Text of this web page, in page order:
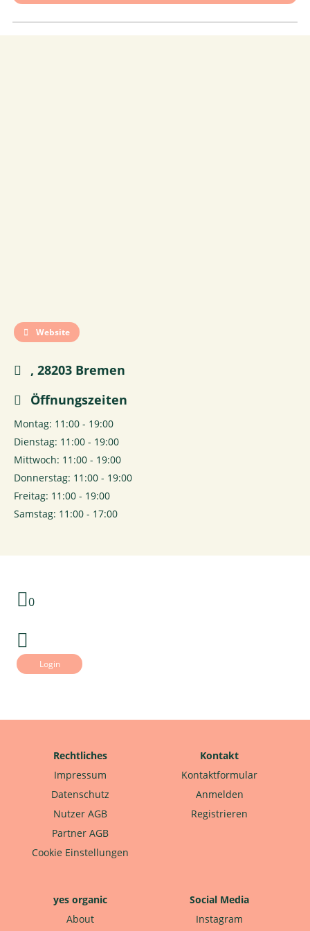
Website
, 28203 Bremen
Öffnungszeiten
Montag: 11:00 - 19:00
Dienstag: 11:00 - 19:00
Mittwoch: 11:00 - 19:00
Donnerstag: 11:00 - 19:00
Freitag: 11:00 - 19:00
Samstag: 11:00 - 17:00
0
Login
Rechtliches
Impressum
Datenschutz
Nutzer AGB
Partner AGB
Cookie Einstellungen
Kontakt
Kontaktformular
Anmelden
Registrieren
yes organic
About
Social Media
Instagram